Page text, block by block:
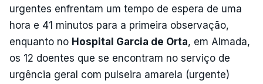
urgentes enfrentam um tempo de espera de uma
hora e 41 minutos para a primeira observação,
enquanto no Hospital Garcia de Orta, em Almada,
os 12 doentes que se encontram no serviço de
urgência geral com pulseira amarela (urgente)